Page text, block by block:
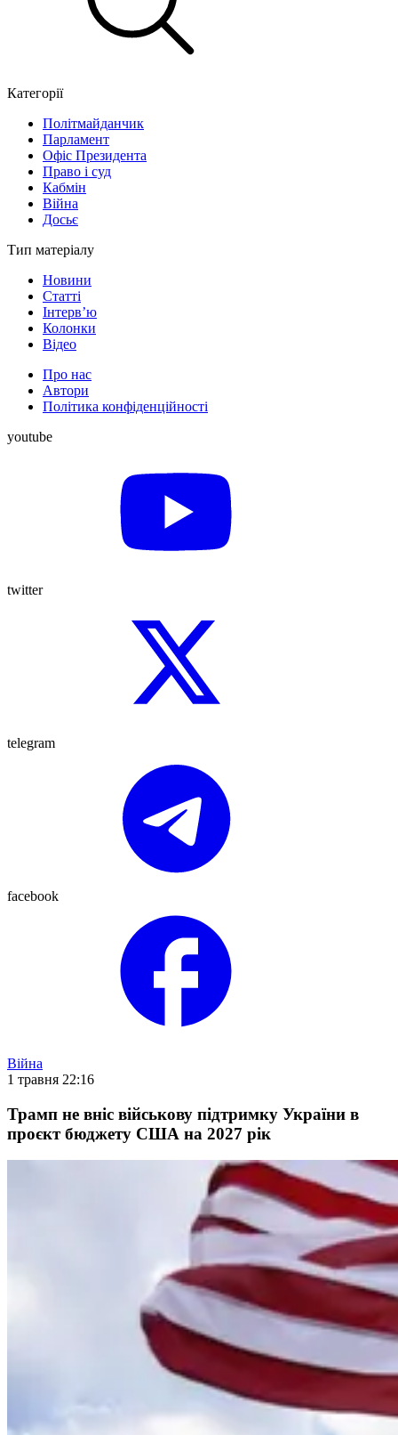
Категорії
Політмайданчик
Парламент
Офіс Президента
Право і суд
Кабмін
Війна
Досьє
Тип матеріалу
Новини
Статті
Інтерв’ю
Колонки
Відео
Про нас
Автори
Політика конфіденційності
youtube
twitter
telegram
facebook
Війна
1 травня 22:16
Трамп не вніс військову підтримку України в
проєкт бюджету США на 2027 рік